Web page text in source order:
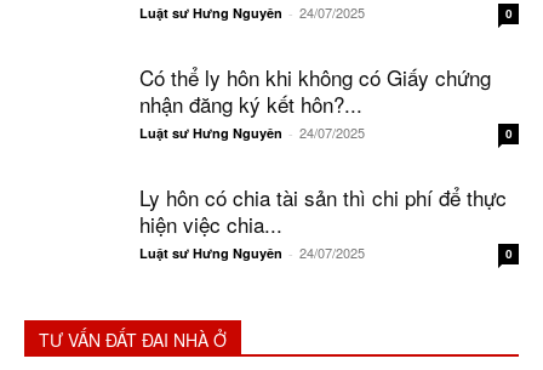
Luật sư Hưng Nguyên - 24/07/2025 0
Có thể ly hôn khi không có Giấy chứng
nhận đăng ký kết hôn?...
Luật sư Hưng Nguyên - 24/07/2025 0
Ly hôn có chia tài sản thì chi phí để thực
hiện việc chia...
Luật sư Hưng Nguyên - 24/07/2025 0
TƯ VẤN ĐẤT ĐAI NHÀ Ở